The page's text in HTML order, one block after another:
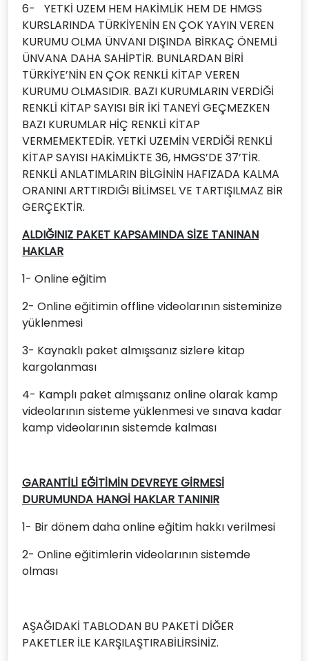
6-
YETKİ UZEM HEM HAKİMLİK HEM DE HMGS
KURSLARINDA TÜRKİYENİN EN ÇOK YAYIN VEREN
KURUMU OLMA ÜNVANI DIŞINDA BİRKAÇ ÖNEMLİ
ÜNVANA DAHA SAHİPTİR. BUNLARDAN BİRİ
TÜRKİYE’NİN EN ÇOK RENKLİ KİTAP VEREN
KURUMU OLMASIDIR. BAZI KURUMLARIN VERDİĞİ
RENKLİ KİTAP SAYISI BİR İKİ TANEYİ GEÇMEZKEN
BAZI KURUMLAR HİÇ RENKLİ KİTAP
VERMEMEKTEDİR. YETKİ UZEMİN VERDİĞİ RENKLİ
KİTAP SAYISI HAKİMLİKTE 36, HMGS’DE 37’TİR.
RENKLİ ANLATIMLARIN BİLGİNİN HAFIZADA KALMA
ORANINI ARTTIRDIĞI BİLİMSEL VE TARTIŞILMAZ BİR
GERÇEKTİR.
ALDIĞINIZ PAKET KAPSAMINDA SİZE TANINAN
HAKLAR
1- Online eğitim
2- Online eğitimin offline videolarının sisteminize
yüklenmesi
3- Kaynaklı paket almışsanız sizlere kitap
kargolanması
4- Kamplı paket almışsanız online olarak kamp
videolarının sisteme yüklenmesi ve sınava kadar
kamp videolarının sistemde kalması
GARANTİLİ EĞİTİMİN DEVREYE GİRMESİ
DURUMUNDA HANGİ HAKLAR TANINIR
1- Bir dönem daha online eğitim hakkı verilmesi
2- Online eğitimlerin videolarının sistemde
olması
AŞAĞIDAKİ TABLODAN BU PAKETİ DİĞER
PAKETLER İLE KARŞILAŞTIRABİLİRSİNİZ.